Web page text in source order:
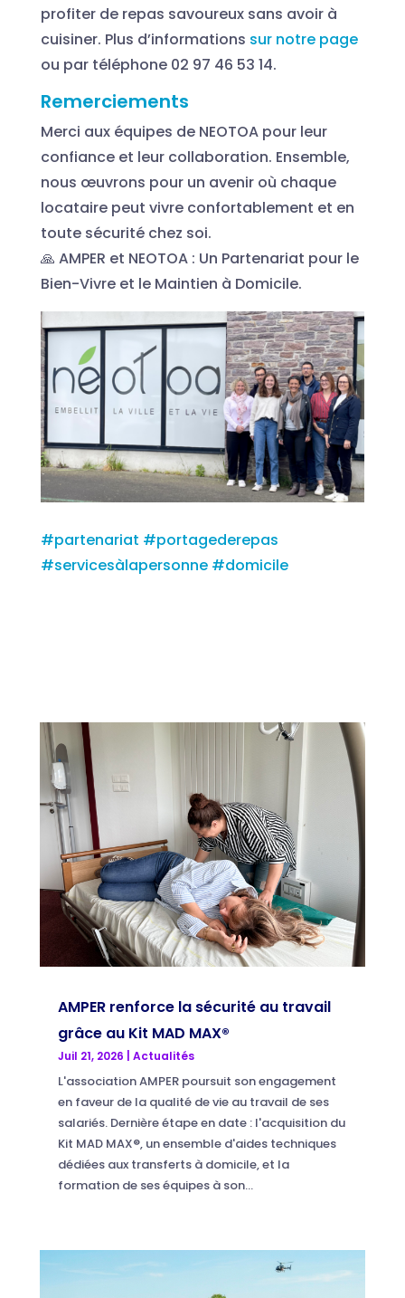
profiter de repas savoureux sans avoir à
cuisiner. Plus d’informations sur notre page
ou par téléphone 02 97 46 53 14.
Remerciements
Merci aux équipes de NEOTOA pour leur
confiance et leur collaboration. Ensemble,
nous œuvrons pour un avenir où chaque
locataire peut vivre confortablement et en
toute sécurité chez soi.
🙏 AMPER et NEOTOA : Un Partenariat pour le
Bien-Vivre et le Maintien à Domicile.
#partenariat #portagederepas
#servicesàlapersonne #domicile
AMPER renforce la sécurité au travail
grâce au Kit MAD MAX®
Juil 21, 2026 Actualités
L'association AMPER poursuit son engagement
en faveur de la qualité de vie au travail de ses
salariés. Dernière étape en date : l'acquisition du
Kit MAD MAX®, un ensemble d'aides techniques
dédiées aux transferts à domicile, et la
formation de ses équipes à son...